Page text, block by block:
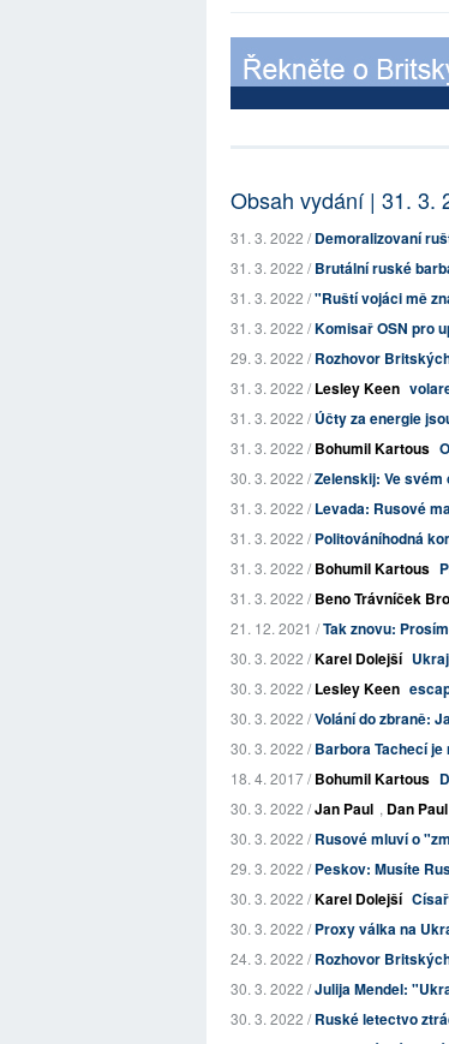
Obsah vydání | 31. 3.
31. 3. 2022 /Demoralizovaní
31. 3. 2022 /Brutální ruské
31. 3. 2022 /"Ruští vojáci mě
31. 3. 2022 /Komisař OSN pro
29. 3. 2022 /Rozhovor
31. 3. 2022 /Lesley Keen
31. 3. 2022 /Účty za energie
31. 3. 2022 /Bohumil Kartous
30. 3. 2022 /Zelenskij: Ve
31. 3. 2022 /Levada: Rusové
31. 3. 2022 /Politováníhodná
31. 3. 2022 /Bohumil Kartous
31. 3. 2022 /Beno Trávníček
21. 12. 2021 /Tak znovu:
30. 3. 2022 /Karel Dolejší
30. 3. 2022 /Lesley Keen
30. 3. 2022 /Volání do zbraně:
30. 3. 2022 /Barbora Tachecí je
18. 4. 2017 /Bohumil Kartous
30. 3. 2022 /Jan Paul , Dan Paul
30. 3. 2022 /Rusové mluví o
29. 3. 2022 /Peskov: Musíte
30. 3. 2022 /Karel Dolejší
30. 3. 2022 /Proxy válka na
24. 3. 2022 /Rozhovor
30. 3. 2022 /Julija Mendel:
30. 3. 2022 /Ruské letectvo